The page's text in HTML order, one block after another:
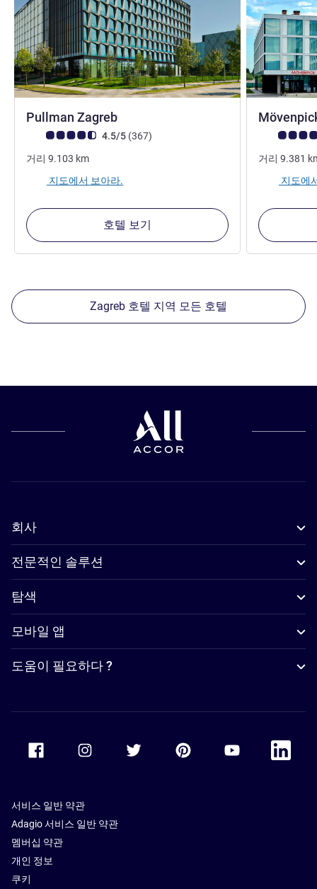
Pullman Zagreb
고객 평점 (ALL 평가)
4.5/5 (367리뷰
)
거리 9.103 km
지도에서 보아라.
호텔 보기
고객 평점
거리 9.381
지도에
Zagreb 호텔 지역 모든 호텔
회사
전문적인 솔루션
탐색
모바일 앱
도움이 필요하다 ?
Accor Facebook Accor TwitterAccor PinterestAccor Youtube
Accor
서비스 일반 약관
Adagio 서비스 일반 약관
멤버십 약관
개인 정보
쿠키